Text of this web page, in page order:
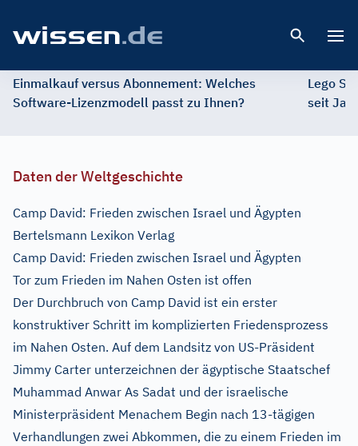
Einmalkauf versus Abonnement: Welches
Software-Lizenzmodell passt zu Ihnen?
Lego
seit
Daten der Weltgeschichte
Camp David: Frieden zwischen Israel und Ägypten
Bertelsmann Lexikon Verlag
Camp David: Frieden zwischen Israel und Ägypten
Tor zum Frieden im Nahen Osten ist offen
Der Durchbruch von Camp David ist ein erster
konstruktiver Schritt im komplizierten Friedensprozess
im Nahen Osten. Auf dem Landsitz von US-Präsident
Jimmy Carter unterzeichnen der ägyptische Staatschef
Muhammad Anwar As Sadat und der israelische
Ministerpräsident Menachem Begin nach 13-tägigen
Verhandlungen zwei Abkommen, die zu einem Frieden im